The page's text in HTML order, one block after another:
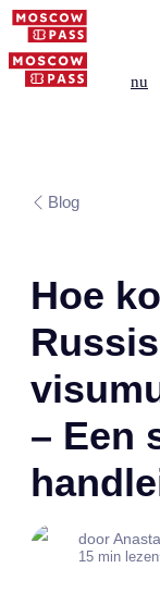
nu
Blog
Hoe
– Een
door
15 min lezen